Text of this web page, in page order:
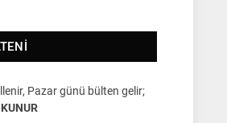
Pazar günü bülten gelir;